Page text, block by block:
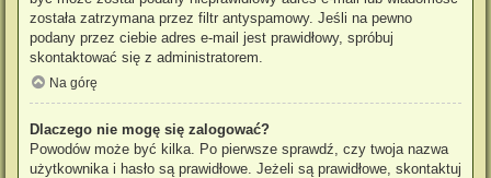
została zatrzymana przez filtr antyspamowy. Jeśli na pewno
podany przez ciebie adres e-mail jest prawidłowy, spróbuj
skontaktować się z administratorem.
Na górę
Dlaczego nie mogę się zalogować?
Powodów może być kilka. Po pierwsze sprawdź, czy twoja nazwa
użytkownika i hasło są prawidłowe. Jeżeli są prawidłowe, skontaktuj